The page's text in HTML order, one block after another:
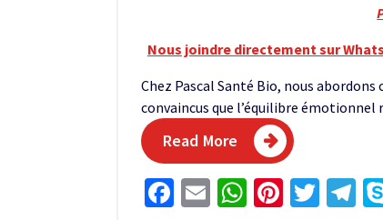
Nous joindre directement sur
Chez Pascal Santé Bio, nous
convaincus que l’équilibre
Read More
Facebook
EmailWhatsApp